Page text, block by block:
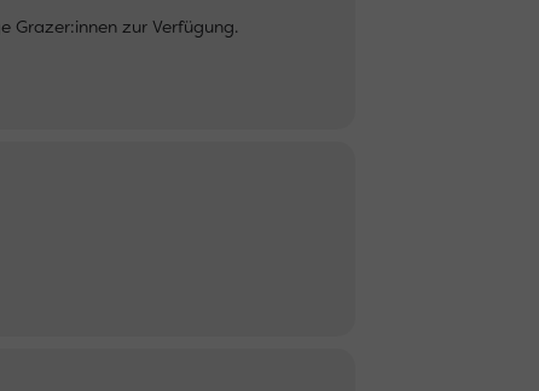
Grazer:innen zur Verfügung.